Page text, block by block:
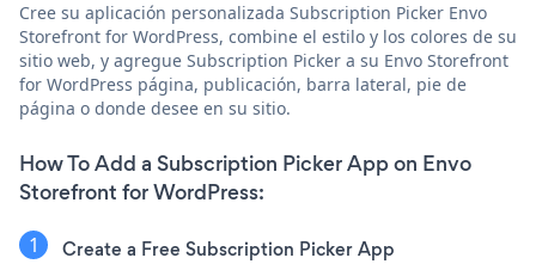
Cree su aplicación personalizada Subscription Picker Envo
Storefront for WordPress, combine el estilo y los colores de su
sitio web, y agregue Subscription Picker a su Envo Storefront
for WordPress página, publicación, barra lateral, pie de
página o donde desee en su sitio.
How To Add a Subscription Picker App on Envo
Storefront for WordPress:
Create a Free Subscription Picker App